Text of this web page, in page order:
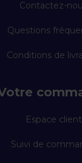
Contactez-
Questions
Conditions de
Espace client
Suivi de